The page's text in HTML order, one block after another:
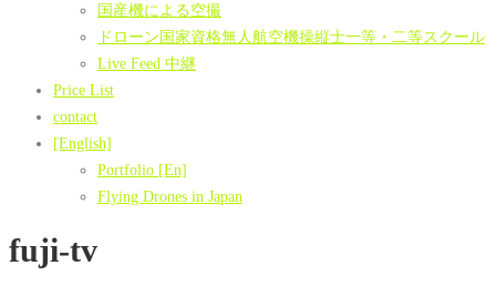
国産機による空撮
ドローン国家資格無人航空機操縦士一等・二等スクール
Live Feed 中継
Price List
contact
[English]
Portfolio [En]
Flying Drones in Japan
fuji-tv